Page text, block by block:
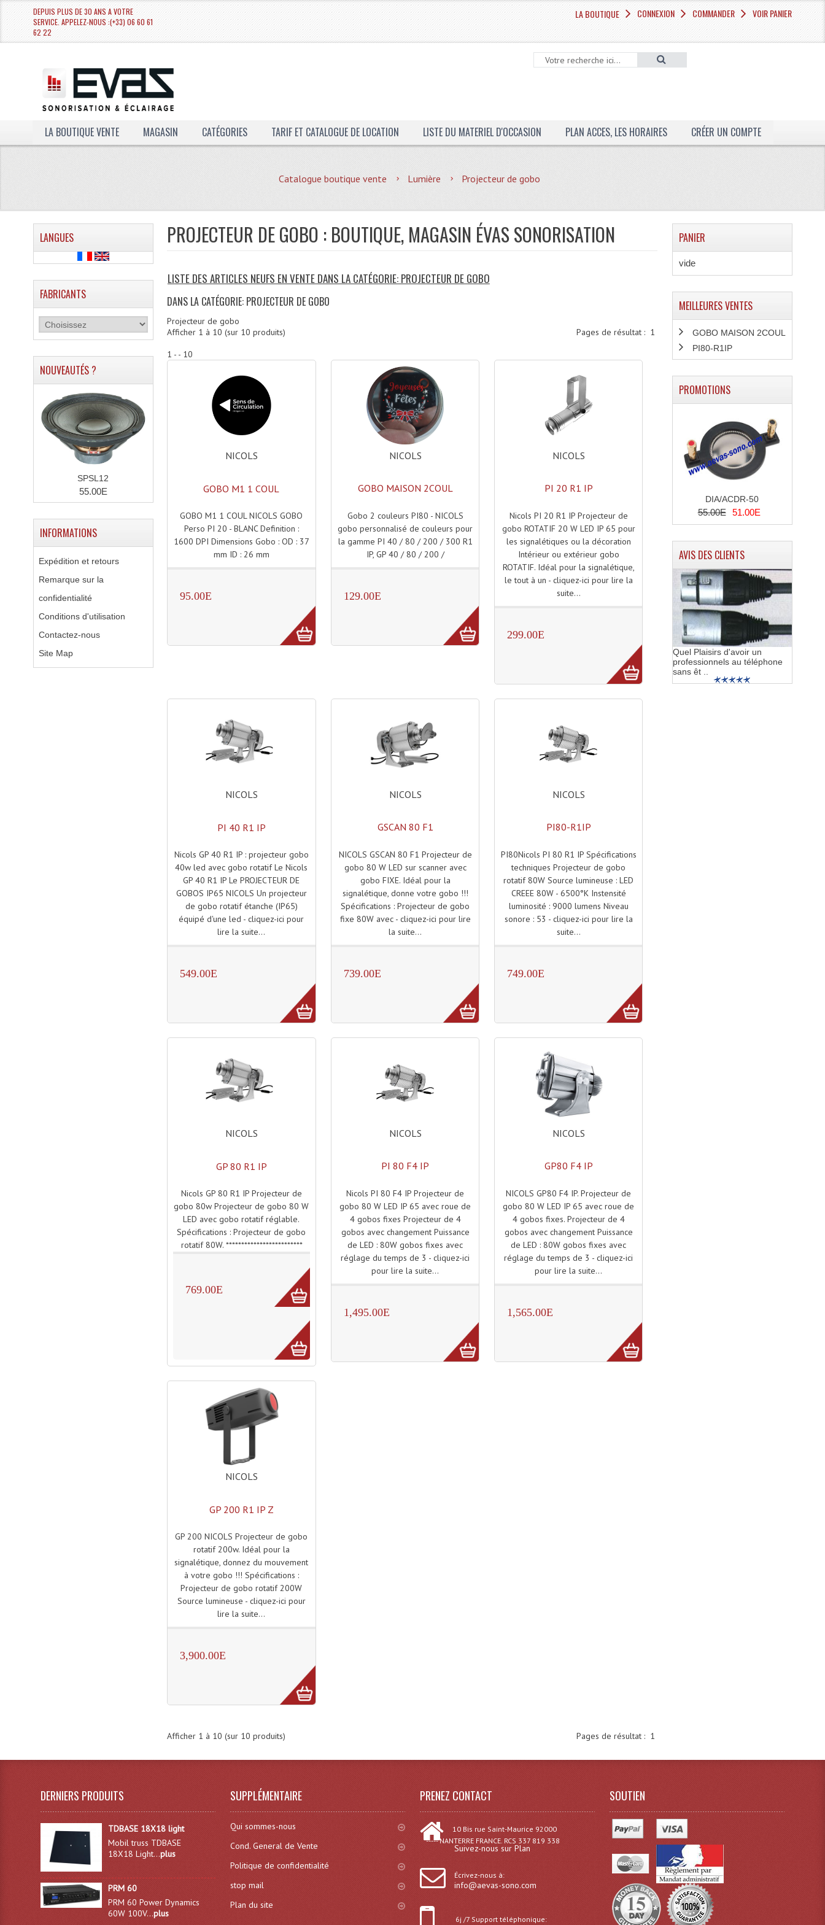
DEPUIS PLUS DE 30 ANS A VOTRE
SERVICE. APPELEZ-NOUS :(+33) 06 60 61
62 22
LA BOUTIQUE CONNEXION COMMANDER VOIR PANIER
LA BOUTIQUE VENTE MAGASIN CATÉGORIES TARIF ET CATALOGUE DE LOCATION LISTE DU MATERIEL D'OCCASION PLAN ACCES, LES HORAIRES CRÉER UN COMPTE
Catalogue boutique vente Lumière Projecteur de gobo
PROJECTEUR DE GOBO : BOUTIQUE, MAGASIN ÉVAS SONORISATION
LISTE DES ARTICLES NEUFS EN VENTE DANS LA CATÉGORIE: PROJECTEUR DE GOBO
DANS LA CATÉGORIE: PROJECTEUR DE GOBO
Projecteur de gobo
Pages de résultat : 1
Afficher 1 à 10 (sur 10 produits)
1 - - 10
NICOLS
GOBO M1 1 COUL
GOBO M1 1 COUL NICOLS GOBO
Perso PI 20 - BLANC Definition :
1600 DPI Dimensions Gobo : OD : 37
mm ID : 26 mm
95.00E
NICOLS
GOBO MAISON 2COUL
Gobo 2 couleurs PI80 - NICOLS
gobo personnalisé de couleurs pour
la gamme PI 40 / 80 / 200 / 300 R1
IP, GP 40 / 80 / 200 /
129.00E
NICOLS
PI 20 R1 IP
Nicols PI 20 R1 IP Projecteur de
gobo ROTATIF 20 W LED IP 65 pour
les signalétiques ou la décoration
Intérieur ou extérieur gobo
ROTATIF. Idéal pour la signalétique,
le tout à un - cliquez-ici pour lire la
suite...
299.00E
NICOLS
PI 40 R1 IP
Nicols GP 40 R1 IP : projecteur gobo
40w led avec gobo rotatif Le Nicols
GP 40 R1 IP Le PROJECTEUR DE
GOBOS IP65 NICOLS Un projecteur
de gobo rotatif étanche (IP65)
équipé d'une led - cliquez-ici pour
lire la suite...
549.00E
NICOLS
GSCAN 80 F1
NICOLS GSCAN 80 F1 Projecteur de
gobo 80 W LED sur scanner avec
gobo FIXE. Idéal pour la
signalétique, donne votre gobo !!!
Spécifications : Projecteur de gobo
fixe 80W avec - cliquez-ici pour lire
la suite...
739.00E
NICOLS
PI80-R1IP
PI80Nicols PI 80 R1 IP Spécifications
techniques Projecteur de gobo
rotatif 80W Source lumineuse : LED
CREEE 80W - 6500°K Instensité
luminosité : 9000 lumens Niveau
sonore : 53 - cliquez-ici pour lire la
suite...
749.00E
NICOLS
GP 80 R1 IP
Nicols GP 80 R1 IP Projecteur de
gobo 80w Projecteur de gobo 80 W
LED avec gobo rotatif réglable.
Spécifications : Projecteur de gobo
rotatif 80W. *************************
769.00E
NICOLS
PI 80 F4 IP
Nicols PI 80 F4 IP Projecteur de
gobo 80 W LED IP 65 avec roue de
4 gobos fixes Projecteur de 4
gobos avec changement Puissance
de LED : 80W gobos fixes avec
réglage du temps de 3 - cliquez-ici
pour lire la suite...
1,495.00E
NICOLS
GP80 F4 IP
NICOLS GP80 F4 IP. Projecteur de
gobo 80 W LED IP 65 avec roue de
4 gobos fixes. Projecteur de 4
gobos avec changement Puissance
de LED : 80W gobos fixes avec
réglage du temps de 3 - cliquez-ici
pour lire la suite...
1,565.00E
NICOLS
GP 200 R1 IP Z
GP 200 NICOLS Projecteur de gobo
rotatif 200w. Idéal pour la
signalétique, donnez du mouvement
à votre gobo !!! Spécifications :
Projecteur de gobo rotatif 200W
Source lumineuse - cliquez-ici pour
lire la suite...
3,900.00E
Pages de résultat : 1
Afficher 1 à 10 (sur 10 produits)
LANGUES
FABRICANTS
NOUVEAUTÉS ?
SPSL12
55.00E
INFORMATIONS
Expédition et retours
Remarque sur la
confidentialité
Conditions d'utilisation
Contactez-nous
Site Map
PANIER
vide
MEILLEURES VENTES
GOBO MAISON 2COUL
PI80-R1IP
PROMOTIONS
DIA/ACDR-50
55.00E 51.00E
AVIS DES CLIENTS
Quel Plaisirs d'avoir un
professionnels au téléphone
sans êt ..
DERNIERS PRODUITS
TDBASE 18X18 light
Mobil truss TDBASE
18X18 Light...plus
PRM 60
PRM 60 Power Dynamics
60W 100V...plus
SUPPLÉMENTAIRE
Qui sommes-nous
Cond. General de Vente
Politique de confidentialité
stop mail
Plan du site
PRENEZ CONTACT
10 Bis rue Saint-Maurice 92000
----- NANTERRE FRANCE. RCS 337 819 338
Suivez-nous sur Plan
Écrivez-nous à:
info@aevas-sono.com
6j /7 Support téléphonique:
SOUTIEN